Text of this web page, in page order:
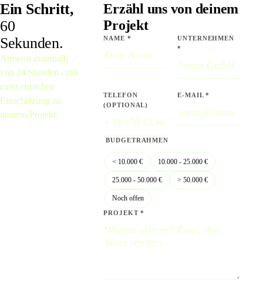
Ein Schritt,
60
Sekunden.
Antwort innerhalb
von 24 Stunden - mit
einer ehrlichen
Einschätzung zu
deinem Projekt.
Erzähl uns von deinem
Projekt
NAME *
UNTERNEHMEN
*
TELEFON
(OPTIONAL)
E-MAIL *
BUDGETRAHMEN
< 10.000 € 10.000 - 25.000 €
25.000 - 50.000 € > 50.000 €
Noch offen
PROJEKT *